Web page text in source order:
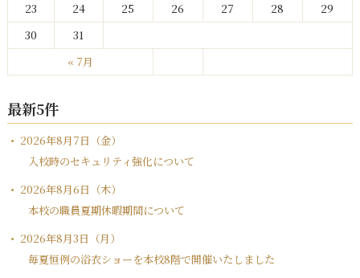
« 7月
23
24 25 26 27 28
29
30
31
最新5件
2026年8月7日（金）
入校時のセキュリティ強化について
2026年8月6日（木）
本校の職員夏期休暇期間について
2026年8月3日（月）
毎夏恒例の浴衣ショーを本校8階で開催いたしました